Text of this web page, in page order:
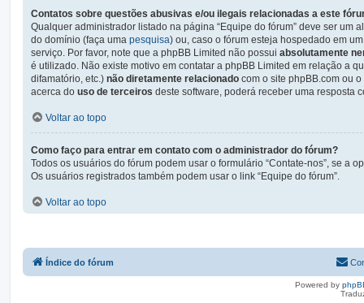
Contatos sobre questões abusivas e/ou ilegais relacionadas a este
Qualquer administrador listado na página “Equipe do fórum” deve ser
do domínio (faça uma pesquisa) ou, caso o fórum esteja hospedado em
serviço. Por favor, note que a phpBB Limited não possui absolutamente
é utilizado. Não existe motivo em contatar a phpBB Limited em relação a
difamatório, etc.) não diretamente relacionado com o site phpBB.com ou
acerca do uso de terceiros deste software, poderá receber uma resposta
Voltar ao topo
Como faço para entrar em contato com o administrador do fórum?
Todos os usuários do fórum podem usar o formulário “Contate-nos”, se a
Os usuários registrados também podem usar o link “Equipe do fórum”.
Voltar ao topo
Índice do fórum
Powered by